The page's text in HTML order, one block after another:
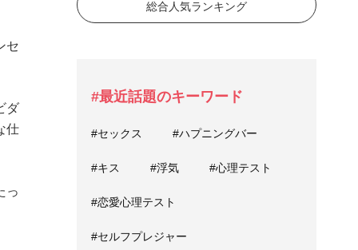
セ
ダ
仕
っ
総合人気ランキング
#最近話題のキーワード
#セックス #ハプニングバー
#キス #浮気 #心理テスト
#恋愛心理テスト
#セルフプレジャー